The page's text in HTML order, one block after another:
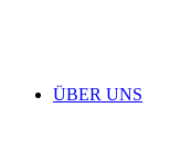
ÜBER UNS